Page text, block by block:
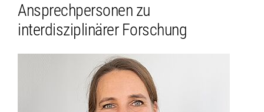
Ansprechpersonen zu
interdisziplinärer Forschung